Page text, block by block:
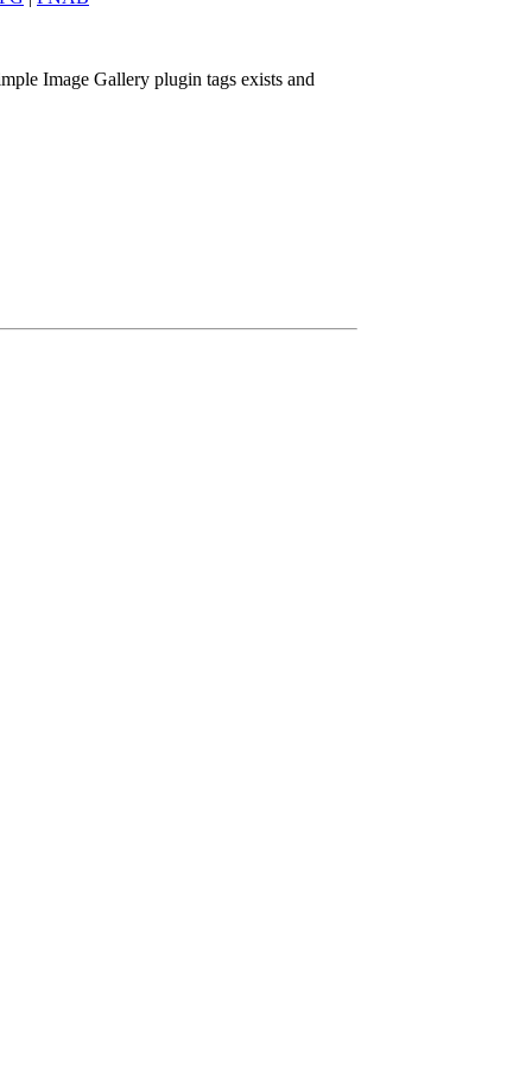
Image Gallery plugin tags exists and